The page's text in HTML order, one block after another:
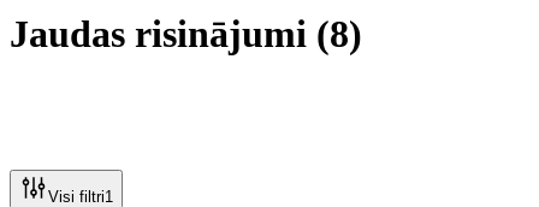
Jaudas risinājumi (8)
Visi filtri1